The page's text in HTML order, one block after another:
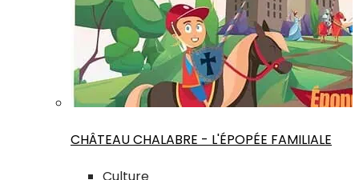
CHÂTEAU CHALABRE - L'ÉPOPÉE FAMILIALE